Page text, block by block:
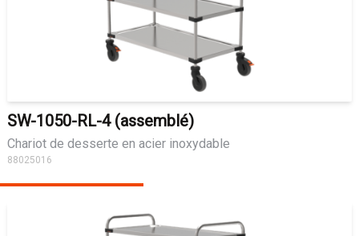
SW-1050-RL-4 (assemblé)
Chariot de desserte en acier inoxydable
88025016